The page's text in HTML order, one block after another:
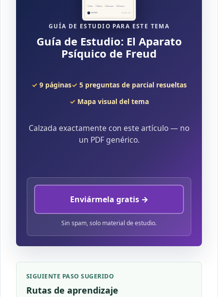
GUÍA DE ESTUDIO PARA ESTE TEMA
Guía de Estudio: El Aparato
Psíquico de Freud
9 páginas
5 preguntas de parcial resueltas
Mapa visual del tema
Calzada exactamente con este artículo — no
un PDF genérico.
Enviármela gratis →
Sin spam, solo material de estudio.
SIGUIENTE PASO SUGERIDO
Rutas de aprendizaje